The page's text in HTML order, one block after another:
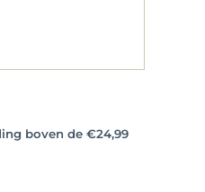
boven de €24,99